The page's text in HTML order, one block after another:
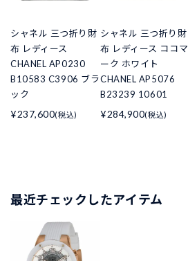
シャネル 三つ折り財
布 レディース
CHANEL AP0230
B10583 C3906 ブラ
ック
¥237,600(税込)
シャネル 三つ折り財
布 レディース ココマ
ーク ホワイト
CHANEL AP5076
B23239 10601
¥284,900(税込)
最近チェックしたアイテム